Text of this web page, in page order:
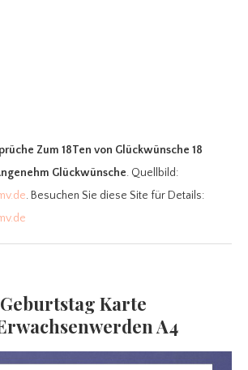
Zum 18Ten von Glückwünsche 18
Glückwünsche. Quellbild:
. Besuchen Sie diese Site für Details:
Geburtstag Karte
A4